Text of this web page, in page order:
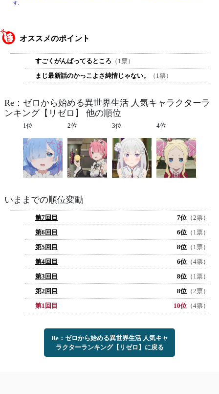
す。
オススメのポイント
すごくがんばってるところ （1票）
まじ最新話のかっこよさ純情じゃない。
（1票）
Re：ゼロから始める異世界生活 人気キャラクターラ
ンキング【リゼロ】 他の順位
1位 2位 3位 4位
いままでの順位変動
第7回目 7位 （2票）
第6回目
6位 （1票）
第5回目
8位 （1票）
第4回目
6位 （4票）
第3回目
8位 （1票）
第2回目
8位 （2票）
第1回目
10位 （4票）
Re：ゼロから始める異世界生活 人気キャ
ラクターランキング【リゼロ】に戻る